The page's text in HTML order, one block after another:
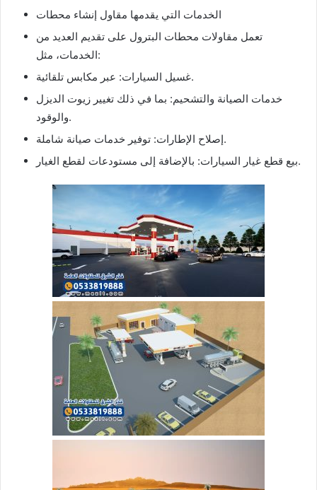
الخدمات التي يقدمها مقاول إنشاء محطات
تعمل مقاولات محطات البترول على تقديم العديد من
الخدمات، مثل:
غسيل السيارات: عبر مكابس تلقائية.
خدمات الصيانة والتشحيم: بما في ذلك تغيير زيوت الديزل
والوقود.
إصلاح الإطارات: توفير خدمات صيانة شاملة.
بيع قطع غيار السيارات: بالإضافة إلى مستودعات لقطع الغيار.